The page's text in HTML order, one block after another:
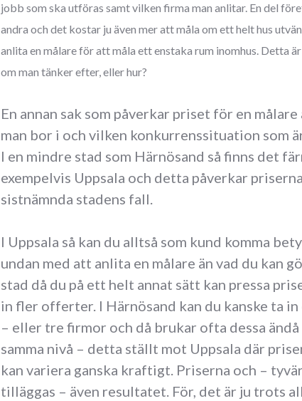
jobb som ska utföras samt vilken firma man anlitar. En del
andra och det kostar ju även mer att måla om ett helt hus
anlita en målare för att måla ett enstaka rum inomhus. Detta
om man tänker efter, eller hur?
En annan sak som påverkar priset för en
man bor i och vilken konkurrenssituation som
I en mindre stad som Härnösand så finns det
exempelvis Uppsala och detta påverkar
sistnämnda stadens fall.
I Uppsala så kan du alltså som kund komma
undan med att anlita en målare än vad du kan
stad då du på ett helt annat sätt kan pressa
in fler offerter. I Härnösand kan du kanske ta
– eller tre firmor och då brukar ofta dessa
samma nivå – detta ställt mot Uppsala där
kan variera ganska kraftigt. Priserna och –
tilläggas – även resultatet. För, det är ju trots